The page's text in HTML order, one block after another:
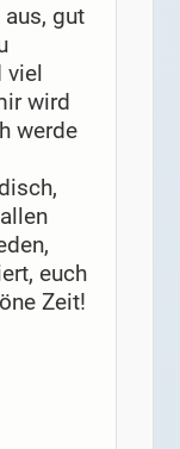
gut
viel
wird
werde
euch
Zeit!